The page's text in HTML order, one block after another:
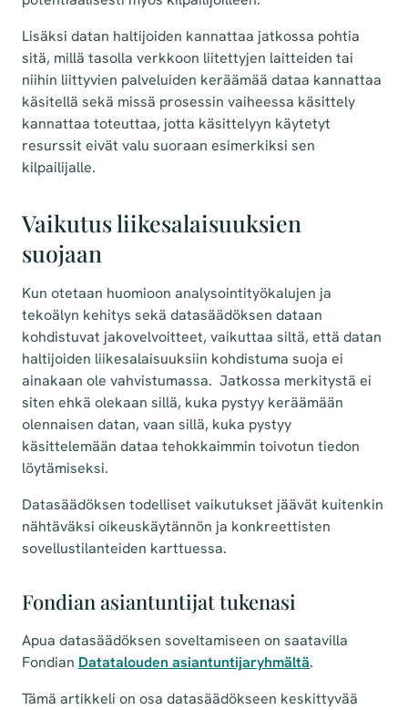
Lisäksi datan haltijoiden kannattaa jatkossa pohtia
sitä, millä tasolla verkkoon liitettyjen laitteiden tai
niihin liittyvien palveluiden keräämää dataa kannattaa
käsitellä sekä missä prosessin vaiheessa käsittely
kannattaa toteuttaa, jotta käsittelyyn käytetyt
resurssit eivät valu suoraan esimerkiksi sen
kilpailijalle.
Vaikutus liikesalaisuuksien
suojaan
Kun otetaan huomioon analysointityökalujen ja
tekoälyn kehitys sekä datasäädöksen dataan
kohdistuvat jakovelvoitteet, vaikuttaa siltä, että datan
haltijoiden liikesalaisuuksiin kohdistuma suoja ei
ainakaan ole vahvistumassa. Jatkossa merkitystä ei
siten ehkä olekaan sillä, kuka pystyy keräämään
olennaisen datan, vaan sillä, kuka pystyy
käsittelemään dataa tehokkaimmin toivotun tiedon
löytämiseksi.
Datasäädöksen todelliset vaikutukset jäävät kuitenkin
nähtäväksi oikeuskäytännön ja konkreettisten
sovellustilanteiden karttuessa.
Fondian asiantuntijat tukenasi
Apua datasäädöksen soveltamiseen on saatavilla
Fondian Datatalouden asiantuntijaryhmältä.
Tämä artikkeli on osa datasäädökseen keskittyvää